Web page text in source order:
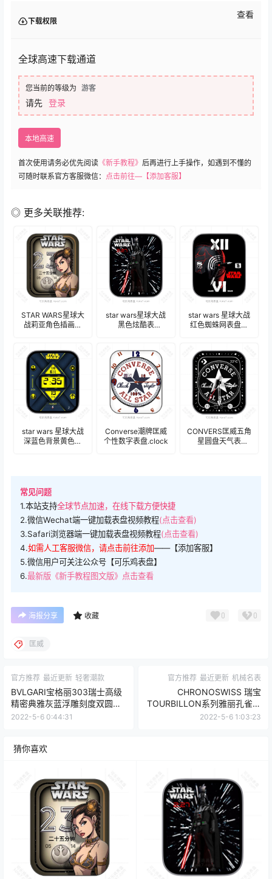
下载权限
查看
全球高速下载通道
您当前的等级为 游客
请先 登录
本地高速
首次使用请务必优先阅读 《新手教程》 后再进行上手操作，如遇到不懂的
可随时联系官方客服微信： 点击前往—【添加客服】
◎ 更多关联推荐:
STAR WARS星球大
战莉亚角色插画表
star wars星球大战
黑色炫酷表
star wars 星球大战
红色蜘蛛网表盘表
star wars 星球大战
深蓝色背景黄色表
Converse潮牌匡威
个性数字表盘.clock
CONVERS匡威五角
星圆盘天气表
常见问题
1.本站支持全球节点加速，在线下载方便快捷
2.微信Wechat端一键加载表盘视频教程(点击查看)
3.Safari浏览器端一键加载表盘视频教程(点击查看)
4.如需人工客服微信，请点击前往添加——【添加客服】
5.微信用户可关注公众号【可乐鸡表盘】
6.最新版《新手教程图文版》点击查看
海报分享 收藏 0 0
匡威
官方推荐 最近更新 轻奢潮款
BVLGARI宝格丽303瑞士高级
精密典雅灰蓝浮雕刻度双圆盘
日历表盘.clock
2022-5-6 0:44:31
官方推荐 最近更新 机械名表
CHRONOSWISS 瑞宝
TOURBILLON系列雅丽孔雀蓝
高级机械表盘.clock
2022-5-6 1:03:23
猜你喜欢